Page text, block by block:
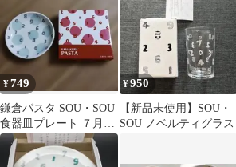
¥749
鎌倉パスタ SOU・SOU
食器皿プレート ７月20
入手 未使用 撮影の為に
開封
¥950
【新品未使用】SOU・
SOU ノベルティグラス